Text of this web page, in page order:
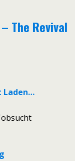
The Revival
Laden…